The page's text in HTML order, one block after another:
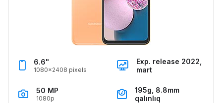
6.6"
1080x2408 pixels
Exp. release 2022,
mart
50 MP
1080p
195g, 8.8mm
qalınlıq